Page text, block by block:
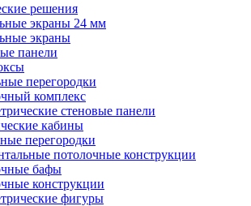
решения
экраны 24 мм
экраны
панели
перегородки
комплекс
стеновые панели
кабины
перегородки
потолочные конструкции
бафы
конструкции
фигуры